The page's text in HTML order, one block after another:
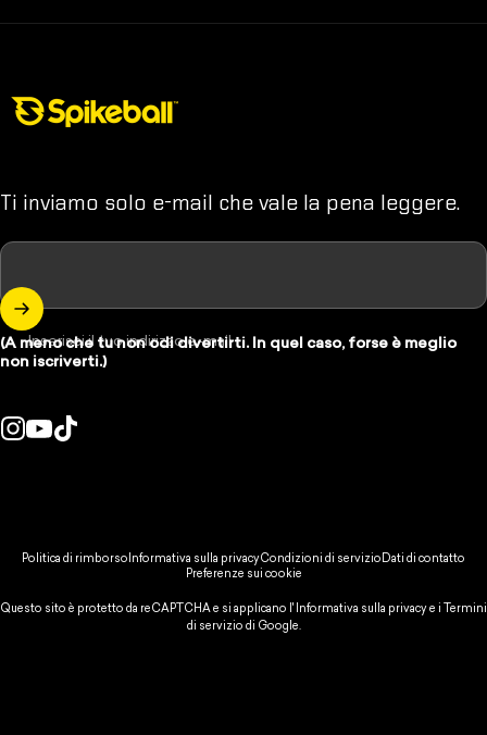
Ti inviamo solo e-mail che vale la pena leggere.
Inserisci il tuo indirizzo e-mail
(A meno che tu non odi divertirti. In quel caso, forse è meglio
non iscriverti.)
Politica di rimborso Informativa sulla privacyCondizioni di servizio Dati di contatto
Preferenze sui cookie
Questo sito è protetto da reCAPTCHA e si applicano l' Informativa sulla privacye i Termini
di servizio di Google.